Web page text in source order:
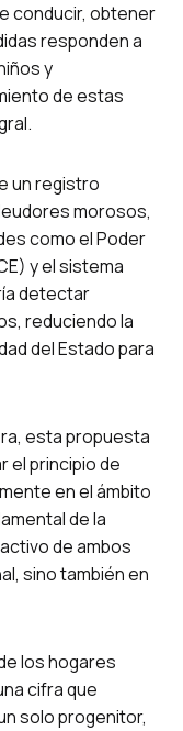
conducir, obtener
responden a
y
de estas
un registro
morosos,
como el Poder
y el sistema
detectar
reduciendo la
del Estado para
esta propuesta
el principio de
en el ámbito
de la
de ambos
sino también en
los hogares
cifra que
solo progenitor,